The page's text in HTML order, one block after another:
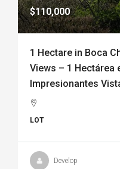
$110,000
1 Hectare in Boca
Views – 1 Hectárea
Impresionantes
LOT
Develop